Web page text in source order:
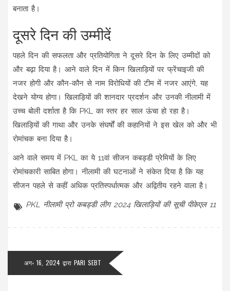
बनाता है।
दूसरे दिन की उम्मीदें
पहले दिन की सफलता और प्रतियोगिता ने दूसरे दिन के लिए उम्मीदों को
और बढ़ा दिया है। आने वाले दिन में किन खिलाड़ियों पर फ्रेंचाइजी की
नजर होगी और कौन-कौन से नाम विरोधियों की टीम में नजर आएंगे, यह
देखने योग्य होगा। खिलाड़ियों की शानदार प्रदर्शन और उनकी नीलामी में
उच्च बोली दर्शाता है कि PKL का स्तर हर साल ऊंचा हो रहा है।
खिलाड़ियों की गाथा और उनके संघर्षों की कहानियों ने इस खेल को और भी
रोमांचक बना दिया है।
आने वाले समय में PKL का ये 11वां सीजन कबड्डी प्रेमियों के लिए
रोमांचकारी साबित होगा। नीलामी की घटनाओं ने संकेत दिया है कि यह
सीजन पहले से कहीं अधिक प्रतिस्पर्धात्मक और अद्वितीय रहने वाला है।
PKL नीलामी प्रो कबड्डी लीग 2024 खिलाड़ियों की सूची पीकेएल 11
अग॰ 16, 2024 द्वारा PARI SEBT